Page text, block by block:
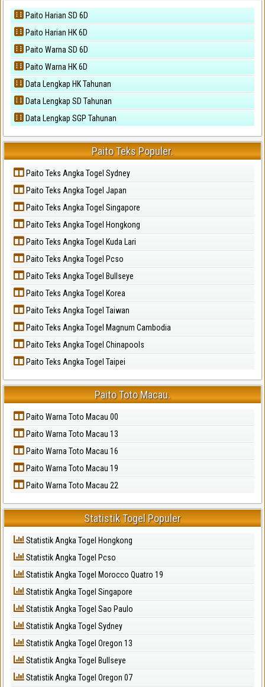
Paito Harian SD 6D
Paito Harian HK 6D
Paito Warna SD 6D
Paito Warna HK 6D
Data Lengkap HK Tahunan
Data Lengkap SD Tahunan
Data Lengkap SGP Tahunan
Paito Teks Populer.
Paito Teks Angka Togel Sydney
Paito Teks Angka Togel Japan
Paito Teks Angka Togel Singapore
Paito Teks Angka Togel Hongkong
Paito Teks Angka Togel Kuda Lari
Paito Teks Angka Togel Pcso
Paito Teks Angka Togel Bullseye
Paito Teks Angka Togel Korea
Paito Teks Angka Togel Taiwan
Paito Teks Angka Togel Magnum Cambodia
Paito Teks Angka Togel Chinapools
Paito Teks Angka Togel Taipei
Paito Toto Macau.
Paito Warna Toto Macau 00
Paito Warna Toto Macau 13
Paito Warna Toto Macau 16
Paito Warna Toto Macau 19
Paito Warna Toto Macau 22
Statistik Togel Populer
Statistik Angka Togel Hongkong
Statistik Angka Togel Pcso
Statistik Angka Togel Morocco Quatro 19
Statistik Angka Togel Singapore
Statistik Angka Togel Sao Paulo
Statistik Angka Togel Sydney
Statistik Angka Togel Oregon 13
Statistik Angka Togel Bullseye
Statistik Angka Togel Oregon 07